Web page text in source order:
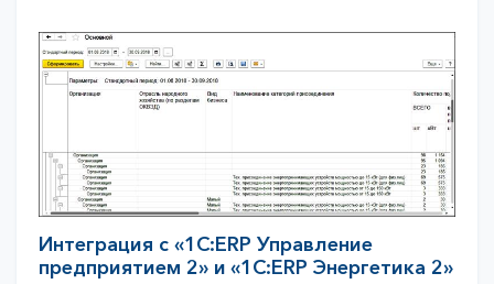
Интеграция c «1С:ERP Управление
предприятием 2» и «1С:ERP Энергетика 2»